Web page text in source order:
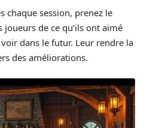
chaque session, prenez le
de ce qu’ils ont aimé
dans le futur. Leur rendre la
des améliorations.